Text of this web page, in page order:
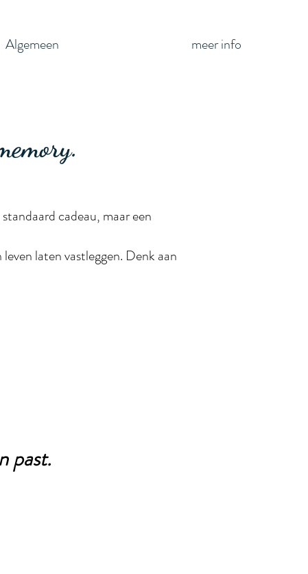
Algemeen meer info
cadeau, maar een
laten vastleggen. Denk aan
past.